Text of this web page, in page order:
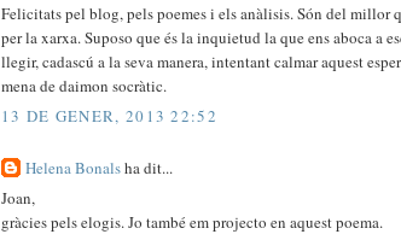
Felicitats pel blog, pels poemes i els anàlisis. Són del millor
per la xarxa. Suposo que és la inquietud la que ens aboca a
llegir, cadascú a la seva manera, intentant calmar aquest
mena de daimon socràtic.
13 DE GENER, 2013 22:52
Helena Bonalsha dit...
Joan,
gràcies pels elogis. Jo també em projecto en aquest poema.